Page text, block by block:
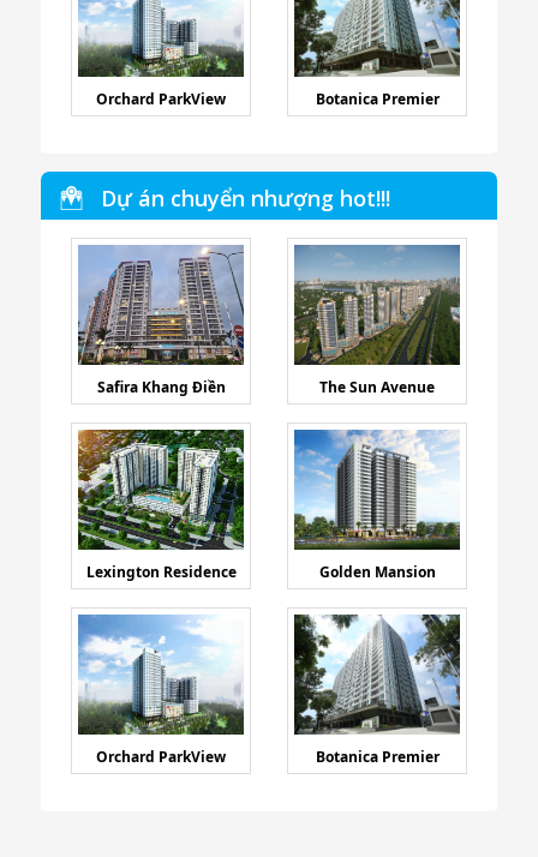
Orchard ParkView Botanica Premier
Dự án chuyển nhượng hot!!!
Safira Khang Điền The Sun Avenue
Lexington Residence Golden Mansion
Orchard ParkView Botanica Premier